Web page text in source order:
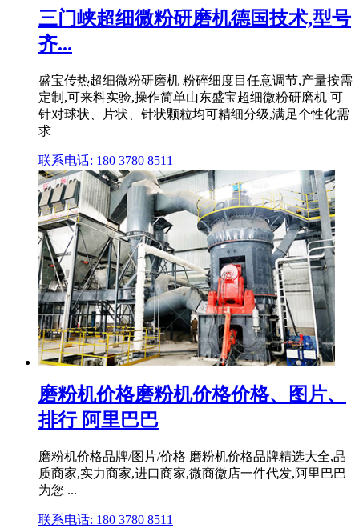
三门峡超细微粉研磨机德国技术,型号
齐...
盛宝传热超细微粉研磨机 粉碎细度目任意调节,产量按需
定制,可来料实验,操作简单山东盛宝超细微粉研磨机 可
针对球状、片状、针状颗粒均可精细分级,满足个性化需
求
联系电话: 180 3780 8511
磨粉机价格磨粉机价格价格、图片、
排行 阿里巴巴
磨粉机价格品牌/图片/价格 磨粉机价格品牌精选大全,品
质商家,实力商家,进口商家,微商微店一件代发,阿里巴巴
为您 ...
联系电话: 180 3780 8511